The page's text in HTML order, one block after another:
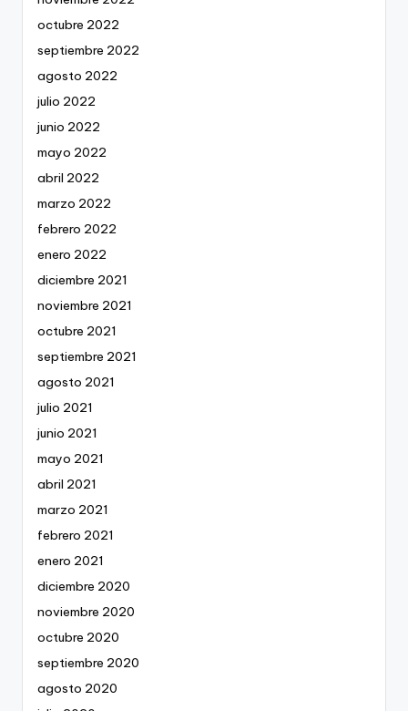
octubre 2022
septiembre 2022
agosto 2022
julio 2022
junio 2022
mayo 2022
abril 2022
marzo 2022
febrero 2022
enero 2022
diciembre 2021
noviembre 2021
octubre 2021
septiembre 2021
agosto 2021
julio 2021
junio 2021
mayo 2021
abril 2021
marzo 2021
febrero 2021
enero 2021
diciembre 2020
noviembre 2020
octubre 2020
septiembre 2020
agosto 2020